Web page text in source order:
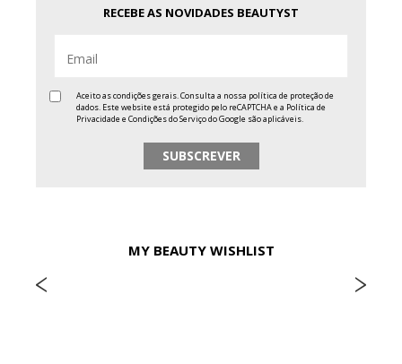
RECEBE AS NOVIDADES BEAUTYST
Aceito as condições gerais. Consulta a nossa política de proteção de
dados. Este website está protegido pelo reCAPTCHA e a Política de
Privacidade e Condições do Serviçodo Google são aplicáveis.
MY BEAUTY WISHLIST